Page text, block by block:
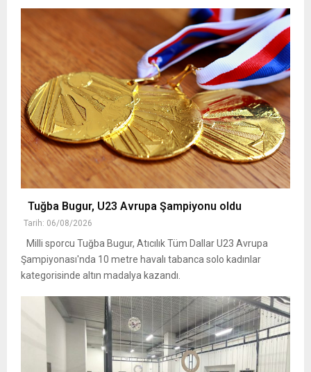
Tuğba Bugur, U23 Avrupa Şampiyonu oldu
Tarih: 06/08/2026
Milli sporcu Tuğba Bugur, Atıcılık Tüm Dallar U23 Avrupa
Şampiyonası'nda 10 metre havalı tabanca solo kadınlar
kategorisinde altın madalya kazandı.